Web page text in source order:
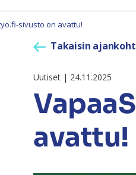
sivusto on avattu!
Takaisin
Uutiset | 24.11.2025
avattu!